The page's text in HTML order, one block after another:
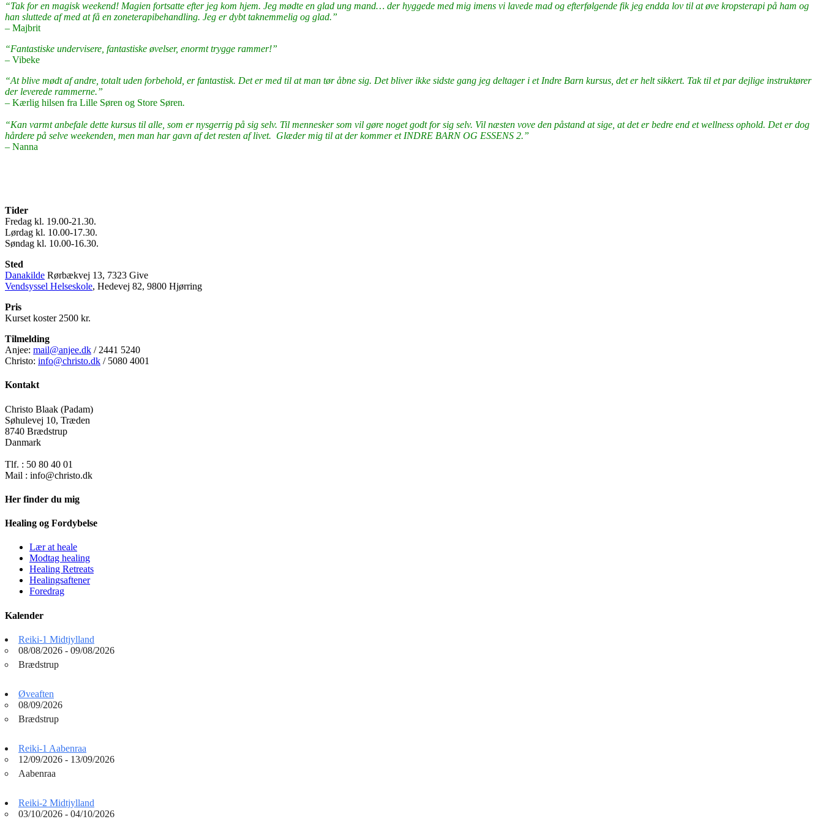
“Tak for en magisk weekend! Magien fortsatte efter jeg kom hjem. Jeg mødte en glad ung mand… der hyggede med mig imens vi lavede mad og efterfølgende fik jeg endda lov til at øve kropsterapi på ham og
han sluttede af med at få en zoneterapibehandling. Jeg er dybt taknemmelig og glad.”
– Majbrit
“Fantastiske undervisere, fantastiske øvelser, enormt trygge rammer!”
– Vibeke
“At blive mødt af andre, totalt uden forbehold, er fantastisk. Det er med til at man tør åbne sig. Det bliver ikke sidste gang jeg deltager i et Indre Barn kursus, det er helt sikkert. Tak til et par dejlige instruktører
der leverede rammerne.”
– Kærlig hilsen fra Lille Søren og Store Søren.
“Kan varmt anbefale dette kursus til alle, som er nysgerrig på sig selv. Til mennesker som vil gøre noget godt for sig selv. Vil næsten vove den påstand at sige, at det er bedre end et wellness ophold. Det er dog
hårdere på selve weekenden, men man har gavn af det resten af livet. Glæder mig til at der kommer et INDRE BARN OG ESSENS 2.”
– Nanna
Tider
Fredag kl. 19.00-21.30.
Lørdag kl. 10.00-17.30.
Søndag kl. 10.00-16.30.
Sted
Danakilde Rørbækvej 13, 7323 Give
Vendsyssel Helseskole, Hedevej 82, 9800 Hjørring
Pris
Kurset koster 2500 kr.
Tilmelding
Anjee: mail@anjee.dk / 2441 5240
Christo: info@christo.dk / 5080 4001
Kontakt
Christo Blaak (Padam)
Søhulevej 10, Træden
8740 Brædstrup
Danmark
Tlf. : 50 80 40 01
Mail : info@christo.dk
Her finder du mig
Healing og Fordybelse
Lær at heale
Modtag healing
Healing Retreats
Healingsaftener
Foredrag
Kalender
Reiki-1 Midtjylland
08/08/2026 - 09/08/2026
Brædstrup
Øveaften
08/09/2026
Brædstrup
Reiki-1 Aabenraa
12/09/2026 - 13/09/2026
Aabenraa
Reiki-2 Midtjylland
03/10/2026 - 04/10/2026